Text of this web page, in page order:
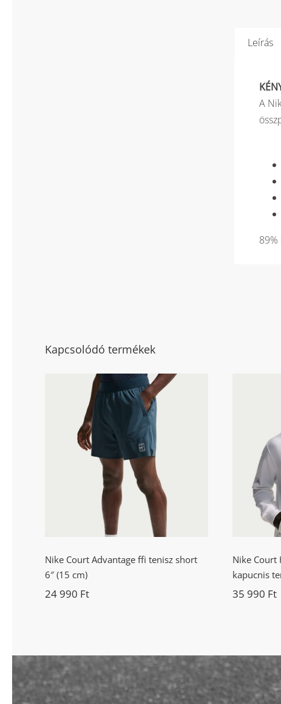
Leírás
A
89%
Kapcsolódó termékek
Nike Court Advantage ffi
tenisz short 6″ (15 cm)
Nike Court Advantage ffi tenisz short
6″ (15 cm)
24 990 Ft
Nike
kapucnis
35 990 Ft